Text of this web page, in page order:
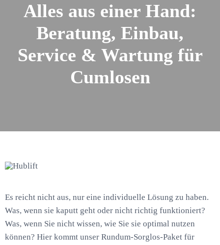
Alles aus einer Hand:
Beratung, Einbau,
Service & Wartung für
Cumlosen
Es reicht nicht aus, nur eine individuelle Lösung zu haben.
Was, wenn sie kaputt geht oder nicht richtig funktioniert?
Was, wenn Sie nicht wissen, wie Sie sie optimal nutzen
können? Hier kommt unser Rundum-Sorglos-Paket für